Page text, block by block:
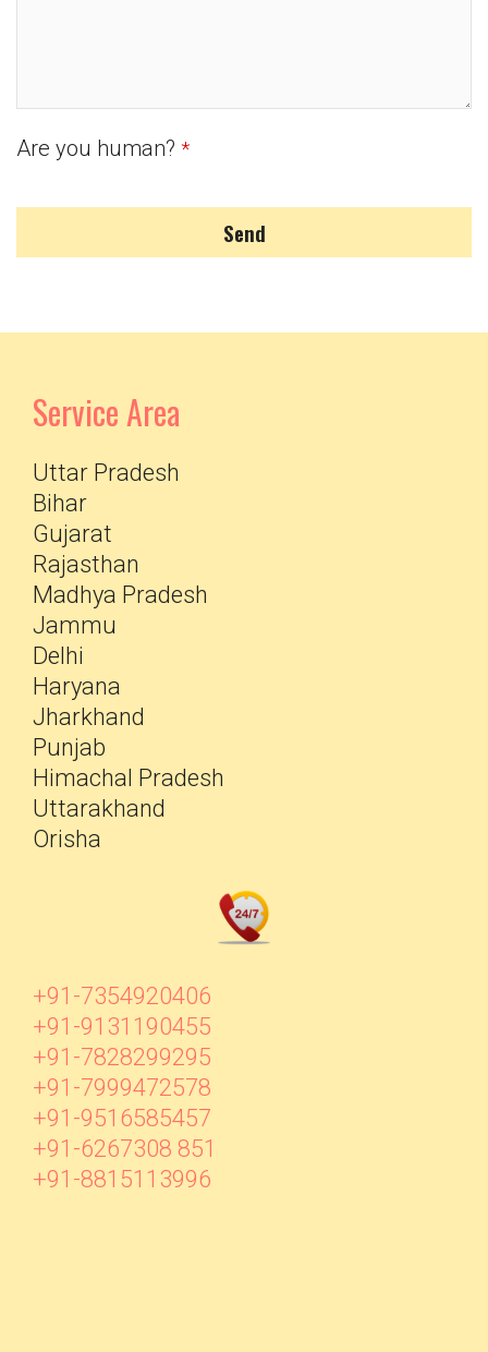
Are you human? *
Send
Service Area
Uttar Pradesh
Bihar
Gujarat
Rajasthan
Madhya Pradesh
Jammu
Delhi
Haryana
Jharkhand
Punjab
Himachal Pradesh
Uttarakhand
Orisha
+91-7354920406
+91-9131190455
+91-7828299295
+91-7999472578
+91-9516585457
+91-6267308 851
+91-8815113996